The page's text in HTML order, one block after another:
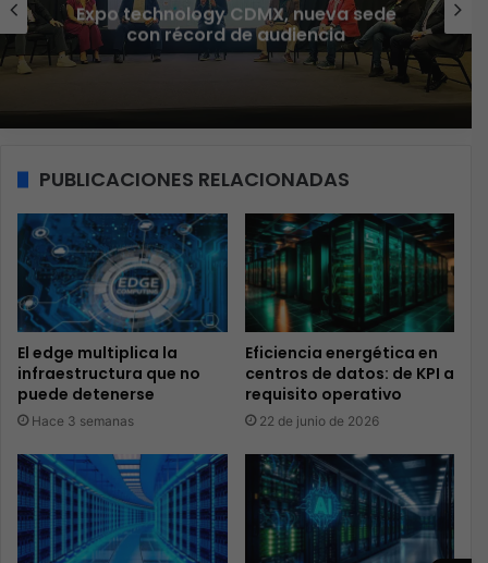
Veeam nombra a Fernando Zambrana
Country Manager para México
PUBLICACIONES RELACIONADAS
El edge multiplica la
infraestructura que no
puede detenerse
Hace 3 semanas
Eficiencia energética en
centros de datos: de KPI a
requisito operativo
22 de junio de 2026